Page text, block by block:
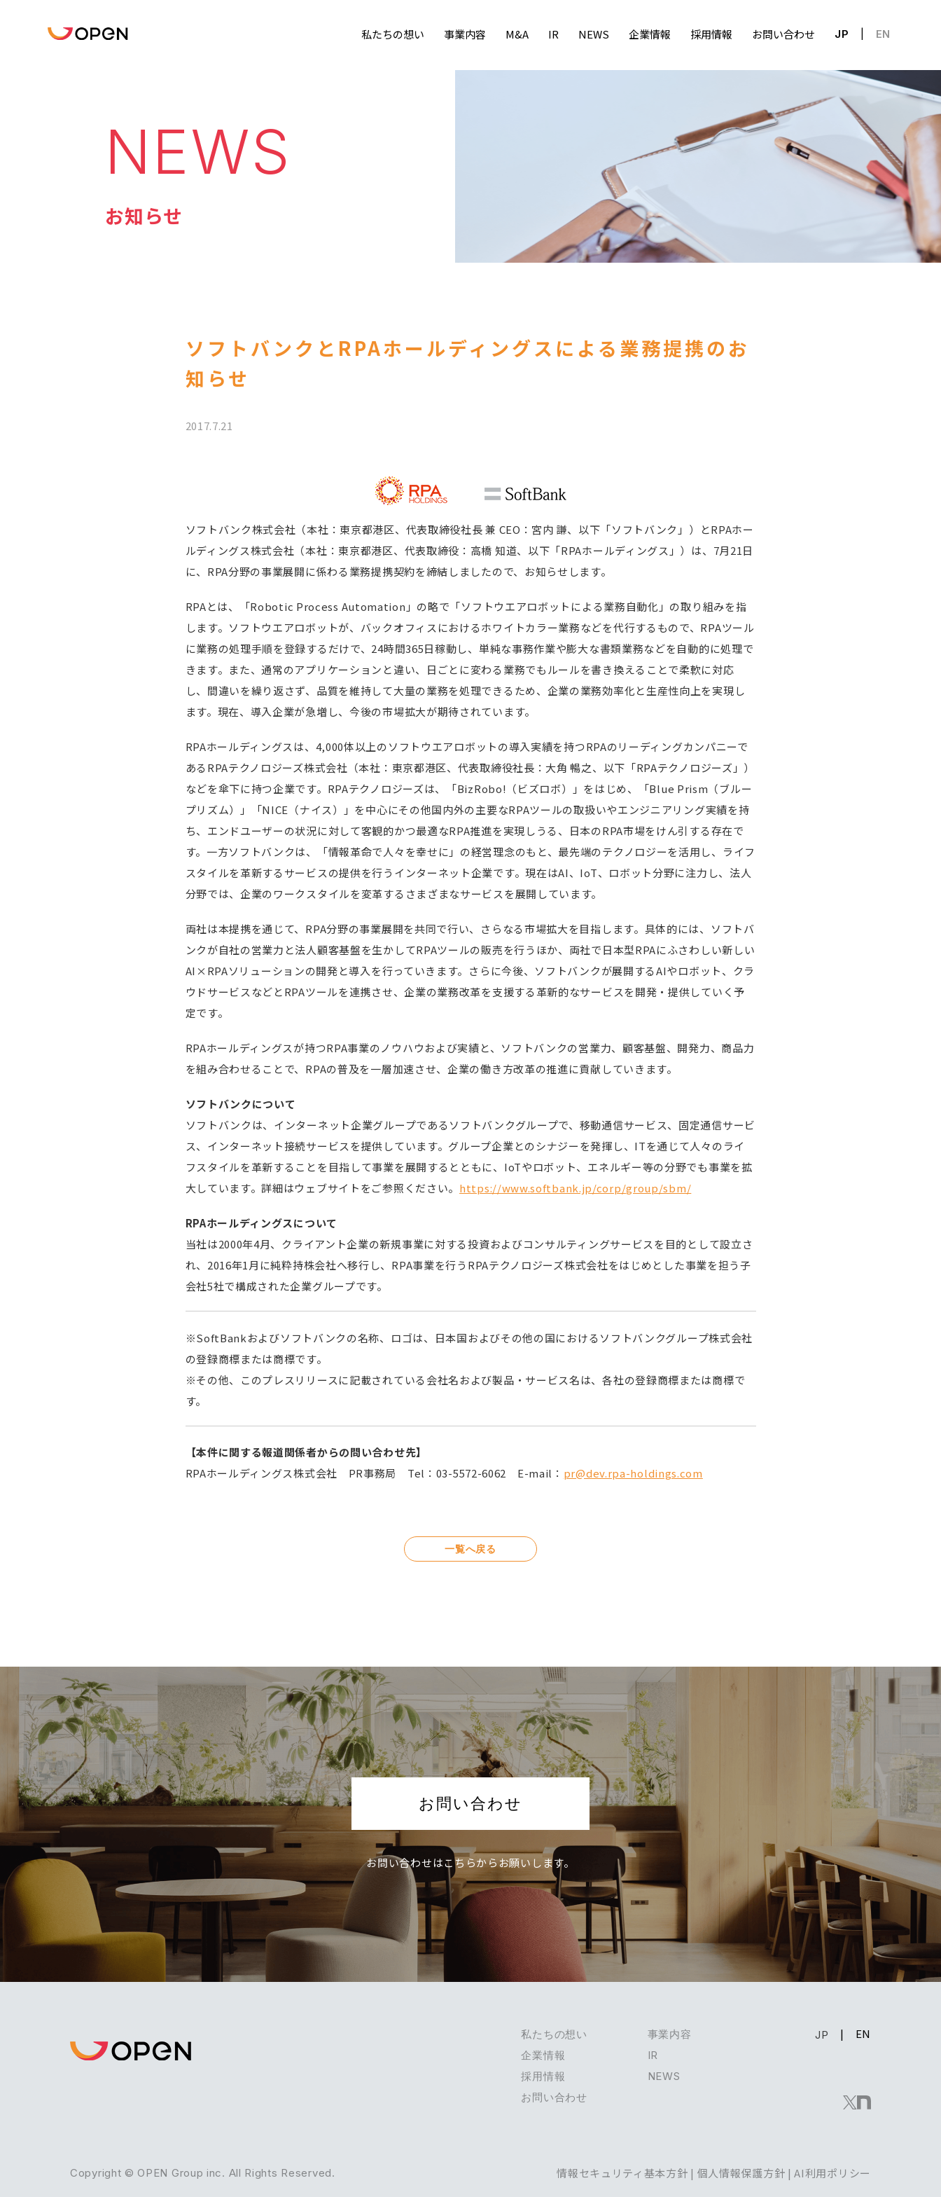
私たちの想い 事業内容 M&A IR NEWS 企業情報 採用情報 お問い合わせ EN
JP
NEWS
お知らせ
ソフトバンクとRPAホールディングスによる業務提携のお
知らせ
2017.7.21
ソフトバンク株式会社（本社：東京都港区、代表取締役社長 兼 CEO：宮内 謙、以下「ソフトバンク」）とRPAホー
ルディングス株式会社（本社：東京都港区、代表取締役：高橋 知道、以下「RPAホールディングス」）は、7月21日
に、RPA分野の事業展開に係わる業務提携契約を締結しましたので、お知らせします。
RPAとは、「Robotic Process Automation」の略で「ソフトウエアロボットによる業務自動化」の取り組みを指
します。ソフトウエアロボットが、バックオフィスにおけるホワイトカラー業務などを代行するもので、RPAツール
に業務の処理手順を登録するだけで、24時間365日稼動し、単純な事務作業や膨大な書類業務などを自動的に処理で
きます。また、通常のアプリケーションと違い、日ごとに変わる業務でもルールを書き換えることで柔軟に対応
し、間違いを繰り返さず、品質を維持して大量の業務を処理できるため、企業の業務効率化と生産性向上を実現し
ます。現在、導入企業が急増し、今後の市場拡大が期待されています。
RPAホールディングスは、4,000体以上のソフトウエアロボットの導入実績を持つRPAのリーディングカンパニーで
あるRPAテクノロジーズ株式会社（本社：東京都港区、代表取締役社長：大角 暢之、以下「RPAテクノロジーズ」）
などを傘下に持つ企業です。RPAテクノロジーズは、「BizRobo!（ビズロボ）」をはじめ、「Blue Prism（ブルー
プリズム）」「NICE（ナイス）」を中心にその他国内外の主要なRPAツールの取扱いやエンジニアリング実績を持
ち、エンドユーザーの状況に対して客観的かつ最適なRPA推進を実現しうる、日本のRPA市場をけん引する存在で
す。一方ソフトバンクは、「情報革命で人々を幸せに」の経営理念のもと、最先端のテクノロジーを活用し、ライフ
スタイルを革新するサービスの提供を行うインターネット企業です。現在はAI、IoT、ロボット分野に注力し、法人
分野では、企業のワークスタイルを変革するさまざまなサービスを展開しています。
両社は本提携を通じて、RPA分野の事業展開を共同で行い、さらなる市場拡大を目指します。具体的には、ソフトバ
ンクが自社の営業力と法人顧客基盤を生かしてRPAツールの販売を行うほか、両社で日本型RPAにふさわしい新しい
AI×RPAソリューションの開発と導入を行っていきます。さらに今後、ソフトバンクが展開するAIやロボット、クラ
ウドサービスなどとRPAツールを連携させ、企業の業務改革を支援する革新的なサービスを開発・提供していく予
定です。
RPAホールディングスが持つRPA事業のノウハウおよび実績と、ソフトバンクの営業力、顧客基盤、開発力、商品力
を組み合わせることで、RPAの普及を一層加速させ、企業の働き方改革の推進に貢献していきます。
ソフトバンクについて
ソフトバンクは、インターネット企業グループであるソフトバンクグループで、移動通信サービス、固定通信サービ
ス、インターネット接続サービスを提供しています。グループ企業とのシナジーを発揮し、ITを通じて人々のライ
フスタイルを革新することを目指して事業を展開するとともに、IoTやロボット、エネルギー等の分野でも事業を拡
大しています。詳細はウェブサイトをご参照ください。 https://www.softbank.jp/corp/group/sbm/
RPAホールディングスについて
当社は2000年4月、クライアント企業の新規事業に対する投資およびコンサルティングサービスを目的として設立さ
れ、2016年1月に純粋持株会社へ移行し、RPA事業を行うRPAテクノロジーズ株式会社をはじめとした事業を担う子
会社5社で構成された企業グループです。
※SoftBankおよびソフトバンクの名称、ロゴは、日本国およびその他の国におけるソフトバンクグループ株式会社
の登録商標または商標です。
※その他、このプレスリリースに記載されている会社名および製品・サービス名は、各社の登録商標または商標で
す。
【本件に関する報道関係者からの問い合わせ先】
RPAホールディングス株式会社 PR事務局 Tel：03-5572-6062 E-mail： pr@dev.rpa-holdings.com
一覧へ戻る
お問い合わせ
お問い合わせはこちらからお願いします。
私たちの想い
事業内容
企業情報
IR
採用情報
NEWS
お問い合わせ
EN
JP
Copyright © OPEN Group inc. All Rights Reserved. 情報セキュリティ基本方針 | 個人情報保護方針 |AI利用ポリシー